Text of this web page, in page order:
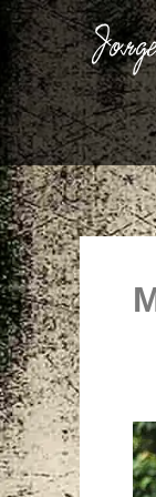
Ir
para
conteúdo
de